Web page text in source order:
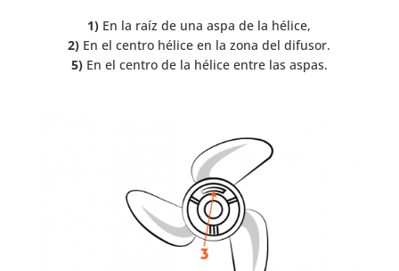
1) En la raíz de una aspa de la hélice,
2) En el centro hélice en la zona del difusor.
5)En el centro de la hélice entre las aspas.